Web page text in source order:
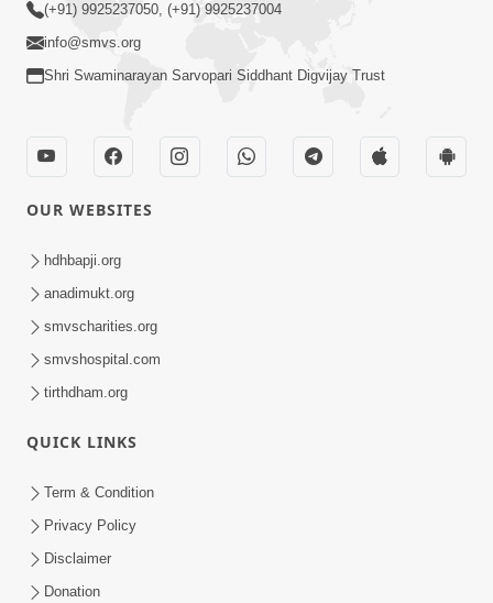
(+91) 9925237050, (+91) 9925237004
info@smvs.org
Shri Swaminarayan Sarvopari Siddhant Digvijay Trust
OUR WEBSITES
hdhbapji.org
anadimukt.org
smvscharities.org
smvshospital.com
tirthdham.org
QUICK LINKS
Term & Condition
Privacy Policy
Disclaimer
Donation